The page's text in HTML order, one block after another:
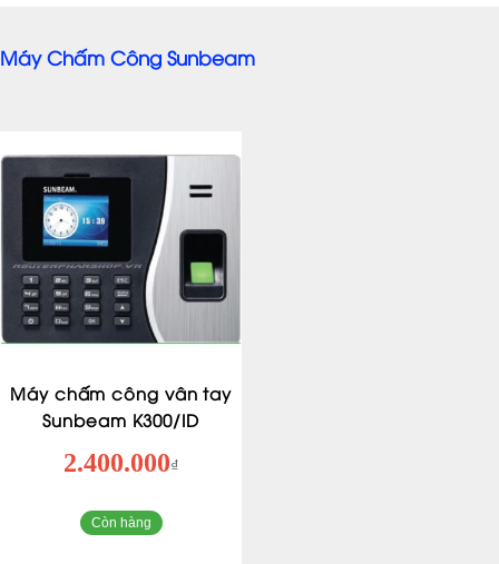
Máy Chấm Công Sunbeam
Máy chấm công vân tay
Sunbeam K300/ID
2.400.000₫
Còn hàng